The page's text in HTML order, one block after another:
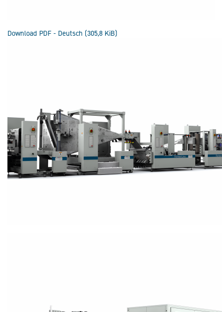
Download PDF - Deutsch (305,8 KiB)